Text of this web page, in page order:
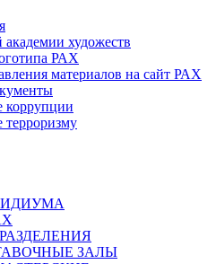
академии художеств
РАХ
материалов на сайт РАХ
коррупции
терроризму
ЗАЛЫ